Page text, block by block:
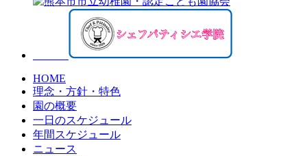
HOME
理念・方針・特色
園の概要
一日のスケジュール
年間スケジュール
ニュース